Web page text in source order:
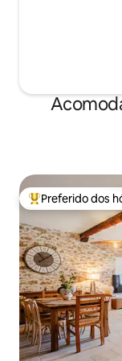
Entre os
Preferido dos